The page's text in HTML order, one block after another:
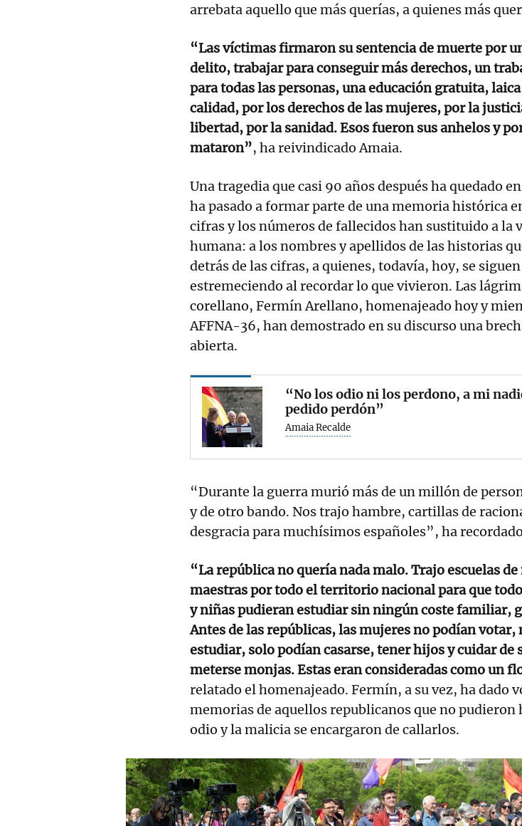
arrebata aquello que más querías, a quienes más
“Las víctimas firmaron su sentencia de muerte por
delito, trabajar para conseguir más derechos, un
para todas las personas, una educación gratuita,
calidad, por los derechos de las mujeres, por la
libertad, por la sanidad. Esos fueron sus anhelos y
mataron”, ha reivindicado Amaia.
Una tragedia que casi 90 años después ha quedado
ha pasado a formar parte de una memoria histórica
cifras y los números de fallecidos han sustituido a la
humana: a los nombres y apellidos de las historias
detrás de las cifras, a quienes, todavía, hoy, se siguen
estremeciendo al recordar lo que vivieron. Las
corellano, Fermín Arellano, homenajeado hoy y
AFFNA-36, han demostrado en su discurso una
abierta.
“No los odio ni los perdono, a mi
pedido perdón”
Amaia Recalde
“Durante la guerra murió más de un millón de
y de otro bando. Nos trajo hambre, cartillas de
desgracia para muchísimos españoles”, ha
“La república no quería nada malo. Trajo escuelas
maestras por todo el territorio nacional para que
y niñas pudieran estudiar sin ningún coste familiar,
Antes de las repúblicas, las mujeres no podían votar,
estudiar, solo podían casarse, tener hijos y cuidar de
meterse monjas. Estas eran consideradas como un
relatado el homenajeado. Fermín, a su vez, ha dado
memorias de aquellos republicanos que no pudieron
odio y la malicia se encargaron de callarlos.